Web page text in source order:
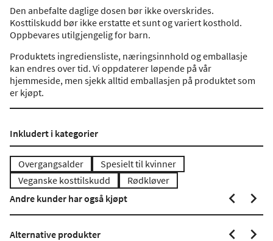
Den anbefalte daglige dosen bør ikke overskrides.
Kosttilskudd bør ikke erstatte et sunt og variert kosthold.
Oppbevares utilgjengelig for barn.
Produktets ingrediensliste, næringsinnhold og emballasje
kan endres over tid. Vi oppdaterer løpende på vår
hjemmeside, men sjekk alltid emballasjen på produktet som
er kjøpt.
Inkludert i kategorier
Overgangsalder
Spesielt til kvinner
Veganske kosttilskudd
Rødkløver
Andre kunder har også kjøpt
Alternative produkter